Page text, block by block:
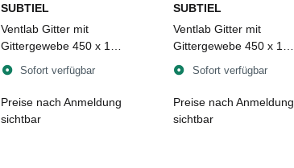
SUBTIEL
Ventlab Gitter mit
Gittergewebe 450 x 170
mm, schwarz
Sofort verfügbar
Preise nach Anmeldung
sichtbar
SUBTIEL
Ventlab Gitter mit
Gittergewebe 450 x 170
mm, weiß
Sofort verfügbar
Preise nach Anmeldung
sichtbar